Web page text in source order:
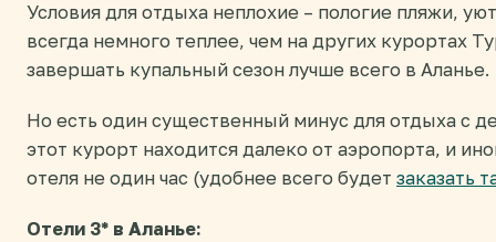
Условия для отдыха неплохие – пологие пляжи,
всегда немного теплее, чем на других курортах
завершать купальный сезон лучше всего в Аланье.
Но есть один существенный минус для отдыха с
этот курорт находится далеко от аэропорта, и
отеля не один час (удобнее всего будет заказать
Отели 3* в Аланье: